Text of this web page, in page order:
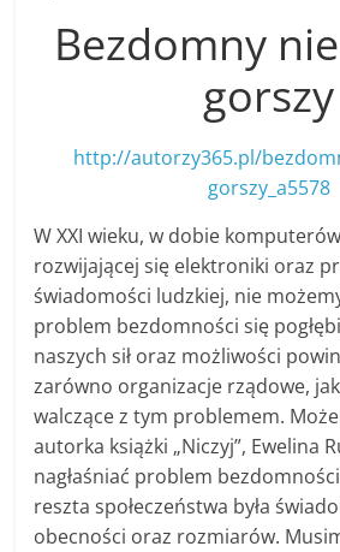
Bezdomny
gorszy
http://autorzy365.pl/
gorszy_a5578
W XXI wieku, w dobie
rozwijającej się elektroniki oraz
świadomości ludzkiej, nie
problem bezdomności się
naszych sił oraz możliwości
zarówno organizacje rządowe,
walczące z tym problemem.
autorka książki „Niczyj”, Ewelina
nagłaśniać problem
reszta społeczeństwa była
obecności oraz rozmiarów.